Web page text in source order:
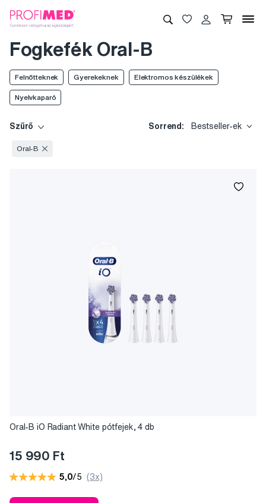
Fogkefék Oral-B
Felnőtteknek Gyerekeknek Elektromos készülékek
Nyelvkaparó
Szűrő Sorrend: Bestseller-ek
Oral-B
Oral-B iO Radiant White pótfejek, 4 db
15 990 Ft
5,0/5 (3x)